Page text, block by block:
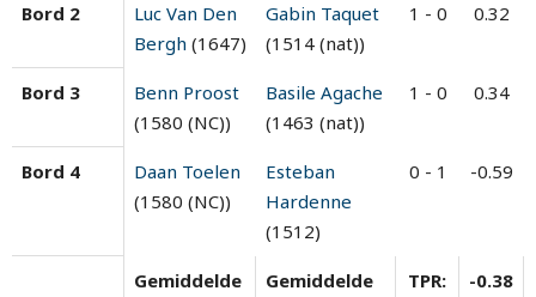
Bord 2
Luc Van Den
Bergh (1647)
Gabin Taquet
(1514 (nat))
1 - 0 0.32
Bord 3
Benn Proost
(1580 (NC))
Basile Agache
(1463 (nat))
1 - 0 0.34
Bord 4
Daan Toelen
(1580 (NC))
Esteban
Hardenne
(1512)
0 - 1 -0.59
Gemiddelde
Gemiddelde
TPR:
-0.38